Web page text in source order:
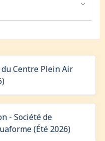
Centre Plein Air
- Société de
(Été 2026)